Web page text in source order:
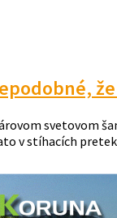
svetovom
v stíhacích